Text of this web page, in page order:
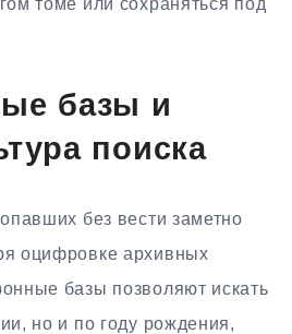
базы и
поиска
без вести заметно
оцифровке архивных
базы позволяют искать
но и по году рождения,